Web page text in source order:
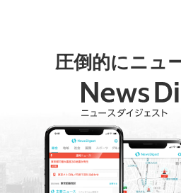
圧倒的にニュ